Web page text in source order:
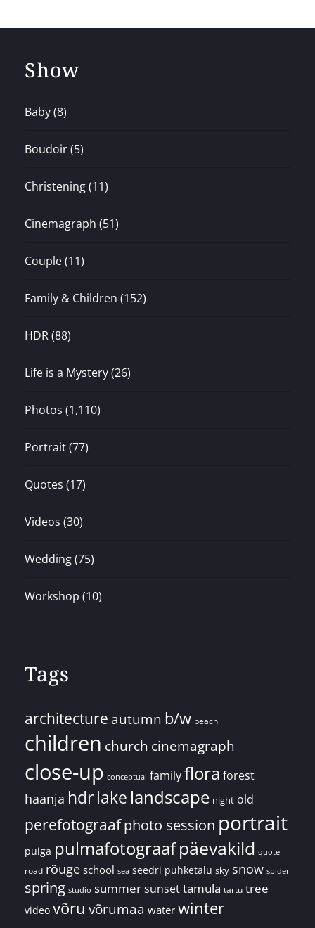
Show
Baby(8)
Boudoir(5)
Christening(11)
Cinemagraph (51)
Couple(11)
Family & Children (152)
HDR(88)
Life is a Mystery(26)
Photos (1,110)
Portrait(77)
Quotes (17)
Videos (30)
Wedding(75)
Workshop (10)
Tags
architecture autumn b/w beach
children church cinemagraph
close-up conceptual familyflora forest
haanja hdrlake landscape night old
perefotograafphoto session portrait
puiga pulmafotograafpäevakild quote
road rõuge school sea seedri puhketalu sky snow spider
spring studio summersunsettamula tartu tree
video võru võrumaa water winter